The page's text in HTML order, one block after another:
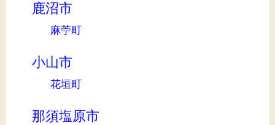
鹿沼市
麻苧町
小山市
花垣町
那須塩原市